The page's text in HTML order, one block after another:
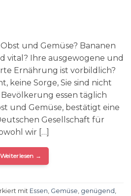
und Gemüse? Bananen
vital? Ihre ausgewogene und
Ernährung ist vorbildlich?
keine Sorge, Sie sind nicht
Bevölkerung essen täglich
und Gemüse, bestätigt eine
Gesellschaft für
wir […]
Weiterlesen →
mit Essen Gemüse genügend